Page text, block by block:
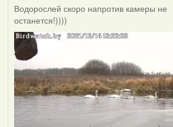
Водорослей скоро напротив камеры не
останется!))))